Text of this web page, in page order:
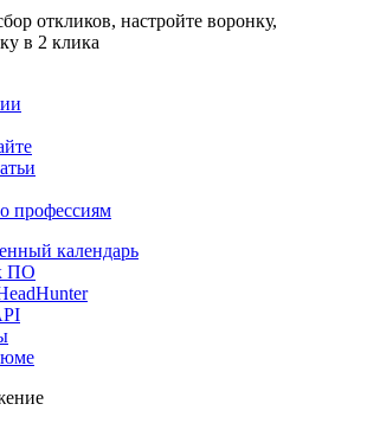
откликов, настройте воронку,
в 2 клика
профессиям
календарь
ПО